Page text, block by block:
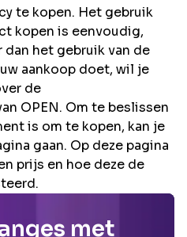
te kopen. Het gebruik
kopen is eenvoudig,
dan het gebruik van de
aankoop doet, wil je
de
OPEN. Om te beslissen
is om te kopen, kan je
gaan. Op deze pagina
prijs en hoe deze de
met